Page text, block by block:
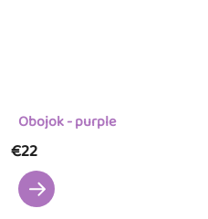
Obojok - purple
€22